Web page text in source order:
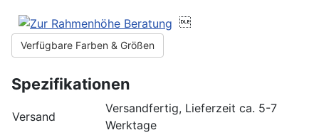

Verfügbare Farben & Größen
Spezifikationen
Versand
Versandfertig, Lieferzeit ca. 5-7
Werktage